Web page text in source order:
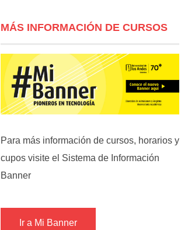
MÁS INFORMACIÓN DE CURSOS
Para más información de cursos, horarios y
cupos visite el Sistema de Información
Banner
Ir a Mi Banner